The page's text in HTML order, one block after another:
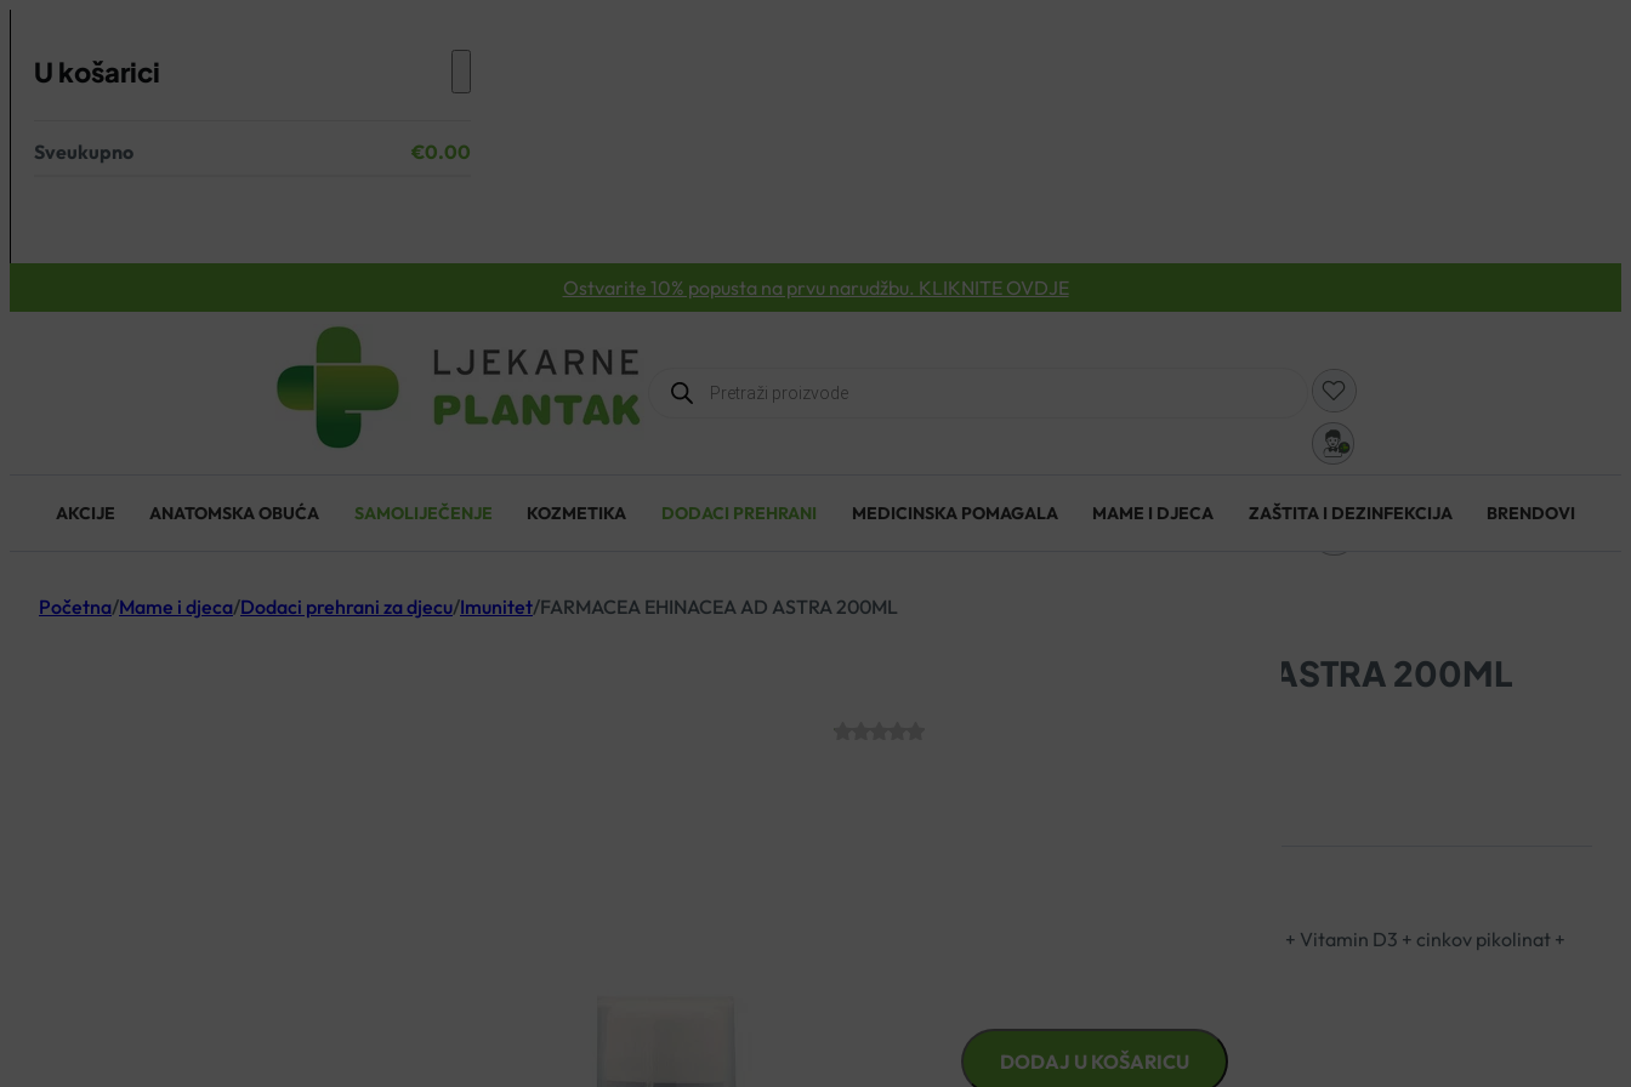
U košarici
Nema proizvoda u košarici.
Sveukupno €0.00
Ostvarite 10% popusta na prvu narudžbu. KLIKNITE OVDJE
Products
search
AKCIJE ANATOMSKA OBUĆA SAMOLIJEČENJE KOZMETIKA DODACI PREHRANI MEDICINSKA POMAGALA MAME I DJECA ZAŠTITA I DEZINFEKCIJA BRENDOVI
Početna/Mame i djeca/Dodaci prehrani za djecu/Imunitet/FARMACEA EHINACEA AD ASTRA 200ML
FARMACEA EHINACEA AD ASTRA 200ML
) + astragalus + Vitamin D3 + cinkov pikolinat +
DODAJ U KOŠARICU